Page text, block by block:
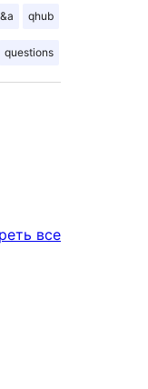
qhub
questions
всеотзывы